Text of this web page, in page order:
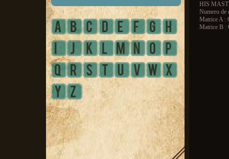
HIS
Numero de
Matrice A :
Matrice B :